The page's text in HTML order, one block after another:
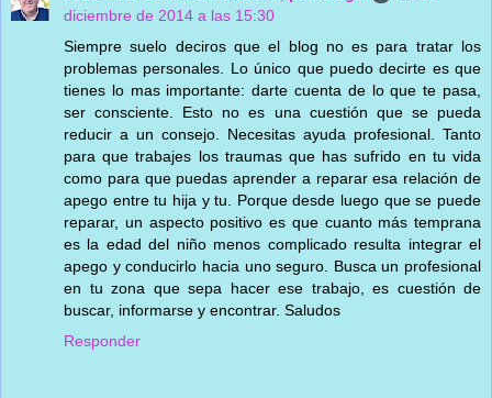
diciembre de 2014 a las 15:30
Siempre suelo deciros que el blog no es para tratar los
problemas personales. Lo único que puedo decirte es que
tienes lo mas importante: darte cuenta de lo que te pasa,
ser consciente. Esto no es una cuestión que se pueda
reducir a un consejo. Necesitas ayuda profesional. Tanto
para que trabajes los traumas que has sufrido en tu vida
como para que puedas aprender a reparar esa relación de
apego entre tu hija y tu. Porque desde luego que se puede
reparar, un aspecto positivo es que cuanto más temprana
es la edad del niño menos complicado resulta integrar el
apego y conducirlo hacia uno seguro. Busca un profesional
en tu zona que sepa hacer ese trabajo, es cuestión de
buscar, informarse y encontrar. Saludos
Responder